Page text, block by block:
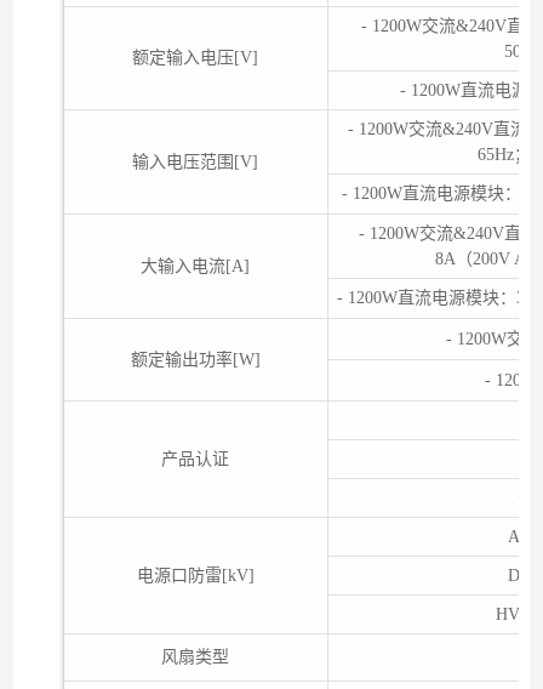
额定输入电压[V]
- 1200W交流&240V直
50/
- 1200W直流电源
输入电压范围[V]
- 1200W交流&240V直流
65Hz；
- 1200W直流电源模块：-
大输入电流[A]
- 1200W交流&240V直
8A（200V
- 1200W直流电源模块：
额定输出功率[W]
- 1200W交
-
产品认证
•
电源口防雷[kV]
AC
DC
风扇类型